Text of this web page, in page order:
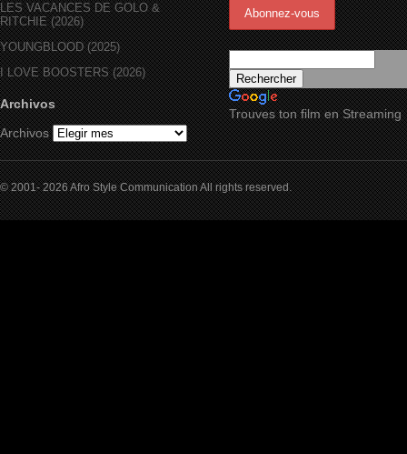
LES VACANCES DE GOLO &
RITCHIE (2026)
YOUNGBLOOD (2025)
I LOVE BOOSTERS (2026)
Archivos
Archivos
Trouves ton film en Streaming
© 2001- 2026 Afro Style Communication All rights reserved.